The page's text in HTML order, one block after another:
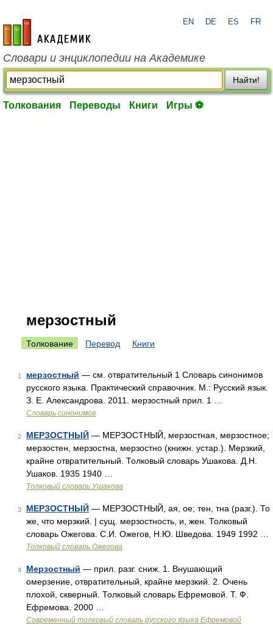
academic.ru
EN DE ES FR
Словари и энциклопедии на Академике
Найти!
Толкования Переводы Книги Игры ⚽
мерзостный
Толкование Перевод Книги
1 мерзостный — см. отвратительный 1 Словарь синонимов
русского языка. Практический справочник. М.: Русский язык.
З. Е. Александрова. 2011. мерзостный прил. 1 …
Словарь синонимов
2 МЕРЗОСТНЫЙ — МЕРЗОСТНЫЙ, мерзостная, мерзостное;
мерзостен, мерзостна, мерзостно (книжн. устар.). Мерзкий,
крайне отвратительный. Толковый словарь Ушакова. Д.Н.
Ушаков. 1935 1940 …
Толковый словарь Ушакова
3 МЕРЗОСТНЫЙ — МЕРЗОСТНЫЙ, ая, ое; тен, тна (разг.). То
же, что мерзкий. | сущ. мерзостность, и, жен. Толковый
словарь Ожегова. С.И. Ожегов, Н.Ю. Шведова. 1949 1992 …
Толковый словарь Ожегова
4 Мерзостный — прил. разг. сниж. 1. Внушающий
омерзение, отвратительный, крайне мерзкий. 2. Очень
плохой, скверный. Толковый словарь Ефремовой. Т. Ф.
Ефремова. 2000 …
Современный толковый словарь русского языка Ефремовой